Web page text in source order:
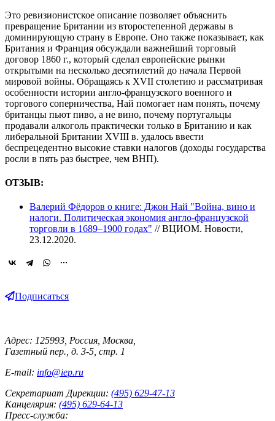
Это ревизионистское описание позволяет объяснить
превращение Британии из второстепенной державы в
доминирующую страну в Европе. Оно также показывает, как
Британия и Франция обсуждали важнейший торговый
договор 1860 г., который сделал европейские рынки
открытыми на несколько десятилетий до начала Первой
мировой войны. Обращаясь к XVII столетию и рассматривая
особенности истории англо-французского военного и
торгового соперничества, Най помогает нам понять, почему
британцы пьют пиво, а не вино, почему португальцы
продавали алкоголь практически только в Британию и как
либеральной Британии XVIII в. удалось ввести
беспрецедентно высокие ставки налогов (доходы государства
росли в пять раз быстрее, чем ВНП).
ОТЗЫВ:
Валерий Фёдоров о книге: Джон Най "Война, вино и
налоги. Политическая экономия англо-французской
торговли в 1689–1900 годах" // ВЦИОМ. Новости,
23.12.2020.
Подписаться
Адрес: 125993, Россия, Москва,
Газетный пер., д. 3-5, стр. 1
E-mail: info@iep.ru
Секретариат Дирекции: (495) 629-47-13
Канцелярия: (495) 629-64-13
Пресс-служба: